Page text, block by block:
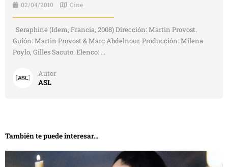
02/04/2010 Cine
Seraphine (Idem, Francia, 2008) Dirección: Martin Provost.
Guión: Martin Provost & Marc Abdelnour. Producción: Milena
Poylo, Gilles Sacuto. Elenco: ...
Autor
ASL
También te puede interesar...